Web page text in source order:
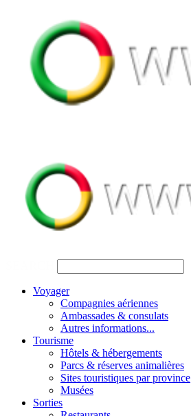
Voyager
Compagnies aériennes
Ambassades & consulats
Autres informations...
Tourisme
Hôtels & hébergements
Parcs & réserves animalières
Sites touristiques par province
Musées
Sorties